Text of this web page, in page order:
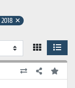
2018 ✕